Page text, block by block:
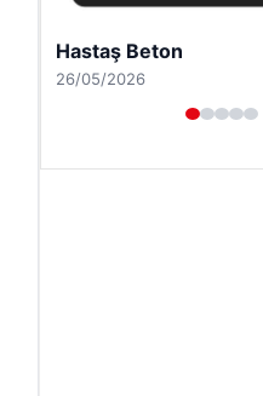
Prenses Night Club
29/04/2026